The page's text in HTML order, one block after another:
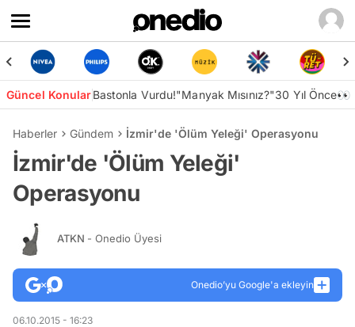
Güncel KonularBastonla Vurdu!"Manyak Mısınız?"30 Yıl Önce👀
Haberler Gündem İzmir'de 'Ölüm Yeleği' Operasyonu
İzmir'de 'Ölüm Yeleği'
Operasyonu
ATKN - Onedio Üyesi
Onedio’yu Google'a ekleyin
06.10.2015 - 16:23